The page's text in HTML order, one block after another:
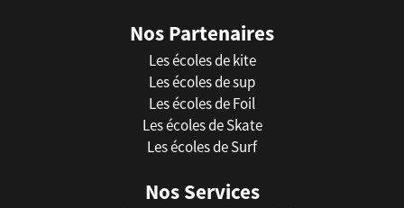
Nos Partenaires
Les écoles de kite
Les écoles de sup
Les écoles de Foil
Les écoles de Skate
Les écoles de Surf
Nos Services